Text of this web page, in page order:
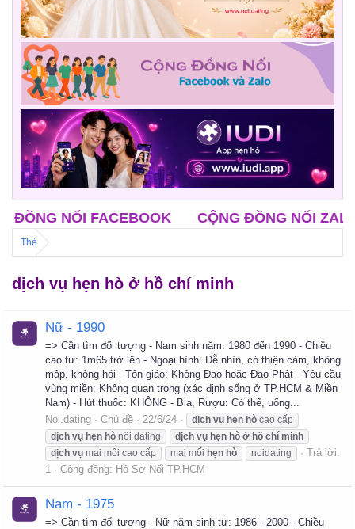
NỐI FACEBOOK CỘNG ĐỒNG NỐI ZALO
Thẻ
dịch vụ hẹn hò ở hồ chí minh
Nữ - 1990
=> Cần tìm đối tượng - Nam sinh năm: 1980 đến 1990 - Chiều
cao từ: 1m65 trở lên - Ngoại hình: Dễ nhìn, có thiện cảm, không
mập, không hói - Tôn giáo: Không Đạo hoặc Đạo Phật - Yêu cầu
vùng miền: Không quan trọng (xác định sống ở TP.HCM & Miền
Nam) - Hút thuốc: KHÔNG - Bia, Rượu: Có thể, uống...
Noi.dating
Chủ đề 22/6/24 dịch vụ hẹn hò cao cấp
dịch vụ hẹn hò nối dating dịch vụ hẹn hò ở hồ chí minh
dịch vụ mai mối cao cấp mai mối hẹn hò noidating
Trả lời:
1
Cộng đồng: Hồ Sơ Nối TP.HCM
Nam - 1975
=> Cần tìm đối tượng - Nữ năm sinh từ: 1986 - 2000 - Chiều